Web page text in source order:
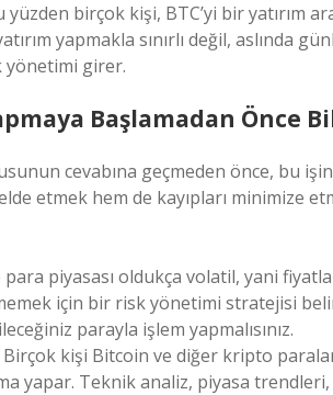
birçok kişi, BTC’yi bir yatırım
yapmakla sınırlı değil, aslında
yönetimi girer.
Başlamadan Önce
cevabına geçmeden önce, bu
etmek hem de kayıpları minimize
piyasası oldukça volatil, yani
için bir risk yönetimi stratejisi
parayla işlem yapmalısınız.
Birçok kişi Bitcoin ve diğer kripto
yapar. Teknik analiz, piyasa